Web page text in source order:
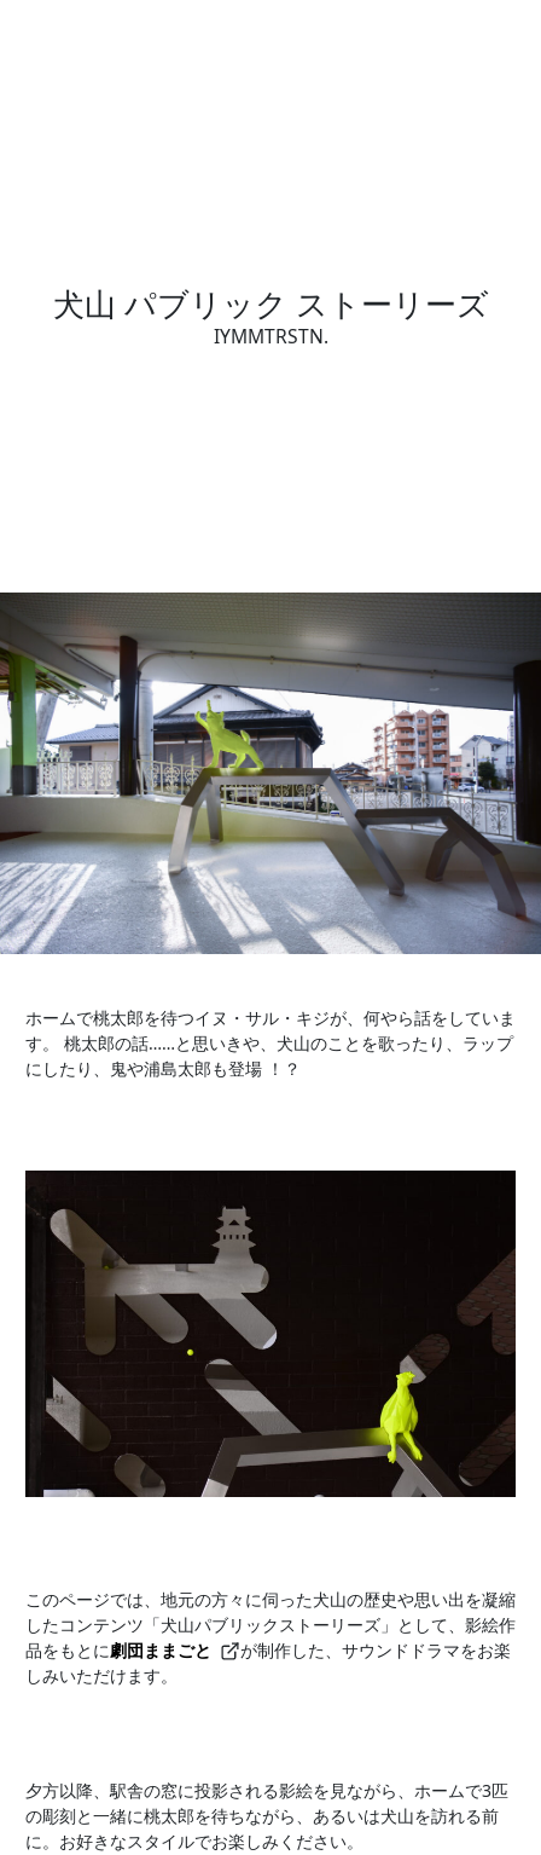
犬山 パブリック ストーリーズ
IYMMTRSTN.
ホームで桃太郎を待つイヌ・サル・キジが、何やら話をしていま
す。 桃太郎の話……と思いきや、犬山のことを歌ったり、ラップ
にしたり、鬼や浦島太郎も登場 ！？
このページでは、地元の方々に伺った犬山の歴史や思い出を凝縮
したコンテンツ「犬山パブリックストーリーズ」として、影絵作
品をもとに劇団ままごと
が制作した、サウンドドラマをお楽
しみいただけます。
夕方以降、駅舎の窓に投影される影絵を見ながら、ホームで3匹
の彫刻と一緒に桃太郎を待ちながら、あるいは犬山を訪れる前
に。お好きなスタイルでお楽しみください。